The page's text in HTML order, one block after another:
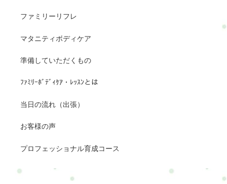
ファミリーリフレ
マタニティボディケア
準備していただくもの
ﾌｧﾐﾘｰﾎﾞﾃﾞｨｹｱ・ﾚｯｽﾝとは
当日の流れ（出張）
お客様の声
プロフェッショナル育成コース